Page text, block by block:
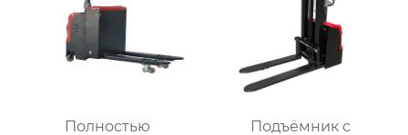
Полностью
Подъёмник с